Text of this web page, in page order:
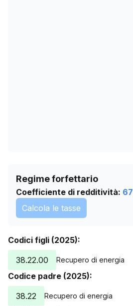
Regime forfettario
Coefficiente di redditività: 67
Calcola le tasse
Codici figli (2025):
38.22.00
Recupero di energia
Codice padre (2025):
38.22
Recupero di energia